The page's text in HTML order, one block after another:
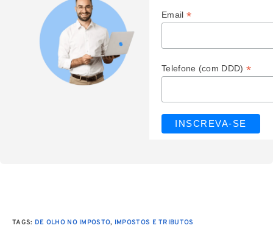
Email *
Telefone (com DDD) *
TAGS: DE OLHO NO IMPOSTO, IMPOSTOS E TRIBUTOS